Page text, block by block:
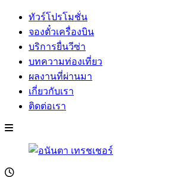
ทัวร์โปรโมชั่น
จองตั๋วเครื่องบิน
บริการยื่นวีซ่า
บทความท่องเที่ยว
ผลงานที่ผ่านมา
เกี่ยวกับเรา
ติดต่อเรา